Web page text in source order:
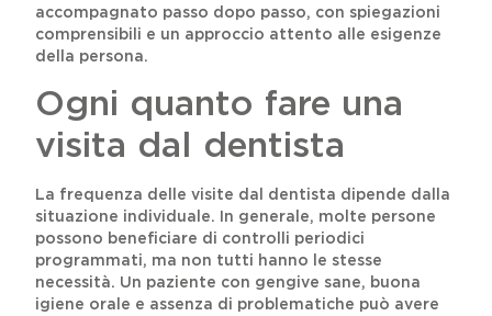
accompagnato passo dopo passo, con spiegazioni
comprensibili e un approccio attento alle esigenze
della persona.
Ogni quanto fare una
visita dal dentista
La frequenza delle visite dal dentista dipende dalla
situazione individuale. In generale, molte persone
possono beneficiare di controlli periodici
programmati, ma non tutti hanno le stesse
necessità. Un paziente con gengive sane, buona
igiene orale e assenza di problematiche può avere